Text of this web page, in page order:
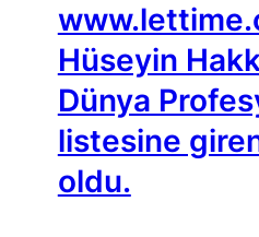
Hüseyin
Dünya
listesine
oldu.